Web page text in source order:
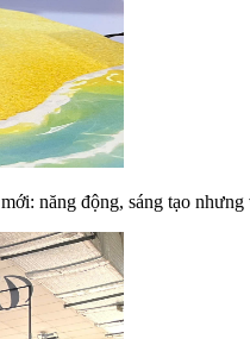
năng động, sáng tạo